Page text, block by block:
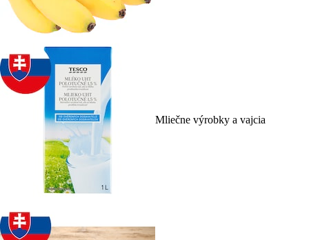
Mliečne výrobky a vajcia